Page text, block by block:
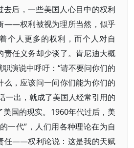
去后，一些美国人心目中的权利
——权利被视为理所当然，似乎
个人更多的权利，而个人对自
责任义务却少谈了。肯尼迪大概
演说中呼吁：“请不要问你们的
么，应该问一问你们能为你们的
一出，就成了美国人经常引用的
国的现实。1960年代过后，美
一代”，人们用各种理论在为自
任——权利论说：这是我的天赋